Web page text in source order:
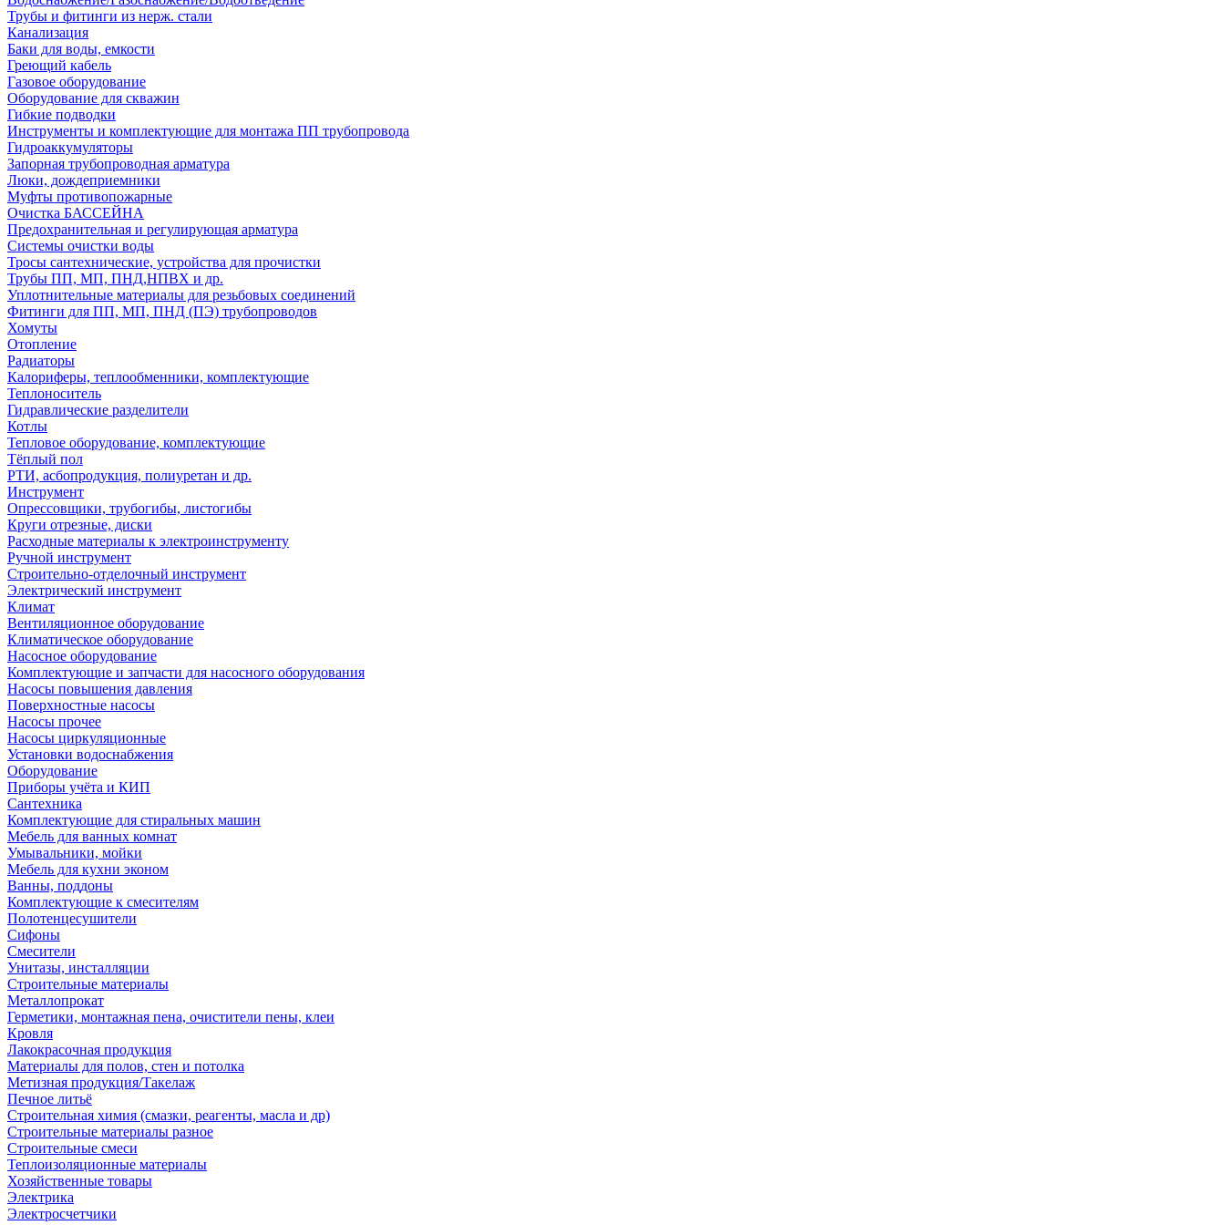
Трубы и фитинги из нерж. стали
Канализация
Баки для воды, емкости
Греющий кабель
Газовое оборудование
Оборудование для скважин
Гибкие подводки
Инструменты и комплектующие для монтажа ПП трубопровода
Гидроаккумуляторы
Запорная трубопроводная арматура
Люки, дождеприемники
Муфты противопожарные
Очистка БАССЕЙНА
Предохранительная и регулирующая арматура
Системы очистки воды
Тросы сантехнические, устройства для прочистки
Трубы ПП, МП, ПНД,НПВХ и др.
Уплотнительные материалы для резьбовых соединений
Фитинги для ПП, МП, ПНД (ПЭ) трубопроводов
Хомуты
Отопление
Радиаторы
Калориферы, теплообменники, комплектующие
Теплоноситель
Гидравлические разделители
Котлы
Тепловое оборудование, комплектующие
Тёплый пол
РТИ, асбопродукция, полиуретан и др.
Инструмент
Опрессовщики, трубогибы, листогибы
Круги отрезные, диски
Расходные материалы к электроинструменту
Ручной инструмент
Строительно-отделочный инструмент
Электрический инструмент
Климат
Вентиляционное оборудование
Климатическое оборудование
Насосное оборудование
Комплектующие и запчасти для насосного оборудования
Насосы повышения давления
Поверхностные насосы
Насосы прочее
Насосы циркуляционные
Установки водоснабжения
Оборудование
Приборы учёта и КИП
Сантехника
Комплектующие для стиральных машин
Мебель для ванных комнат
Умывальники, мойки
Мебель для кухни эконом
Ванны, поддоны
Комплектующие к смесителям
Полотенцесушители
Сифоны
Смесители
Унитазы, инсталляции
Строительные материалы
Металлопрокат
Герметики, монтажная пена, очистители пены, клеи
Кровля
Лакокрасочная продукция
Материалы для полов, стен и потолка
Метизная продукция/Такелаж
Печное литьё
Строительная химия (смазки, реагенты, масла и др)
Строительные материалы разное
Строительные смеси
Теплоизоляционные материалы
Хозяйственные товары
Электрика
Электросчетчики